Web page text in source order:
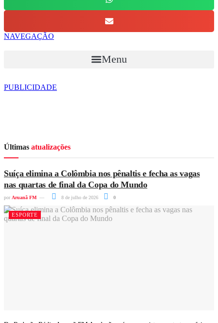
NAVEGAÇÃO
Menu
PUBLICIDADE
Últimas atualizações
Suíça elimina a Colômbia nos pênaltis e fecha as vagas
nas quartas de final da Copa do Mundo
por Aruanã FM 8 de julho de 2026 0
ESPORTE